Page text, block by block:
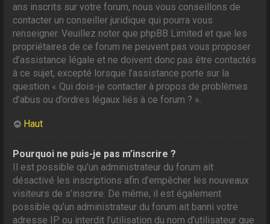
ans inscrits sur votre forum, nous vous conseillons de
contacter un conseiller juridique qui pourra vous
renseigner. Veuillez noter que phpBB Limited et que les
propriétaires de ce forum ne peuvent pas vous proposer
d’assistance légale et ne doivent donc pas être contactés
à ce sujet, excepté lorsque l’assistance porte sur la
question « Qui dois-je contacter à propos de problèmes
d’abus ou d’ordres légaux liés à ce forum ? ».
Haut
Pourquoi ne puis-je pas m’inscrire ?
Il est possible qu’un administrateur du forum ait
désactivé les inscriptions afin d’empêcher les nouveaux
visiteurs de s’inscrire. De même, il est également
possible qu’un administrateur du forum ait banni votre
adresse IP ou interdit l’utilisation du nom d’utilisateur que